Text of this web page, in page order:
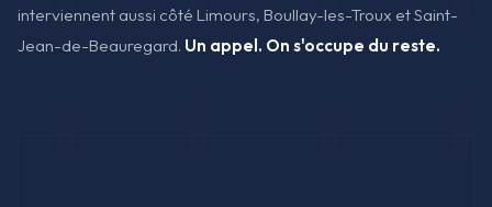
interviennent aussi côté Limours, Boullay-les-Troux et Saint-
Jean-de-Beauregard. Un appel. On s'occupe du reste.